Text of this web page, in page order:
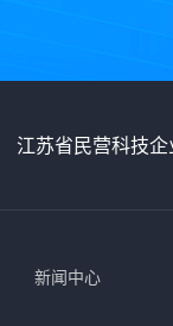
江苏省民营科技企
新闻中心